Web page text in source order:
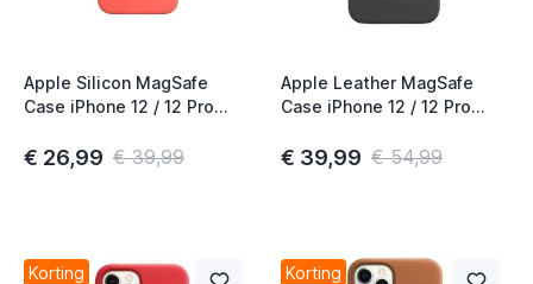
Apple Silicon MagSafe
Case iPhone 12 / 12 Pro
€ 26,99 € 39,99
Apple Leather MagSafe
Case iPhone 12 / 12 Pro
€ 39,99 € 54,99
Korting Korting